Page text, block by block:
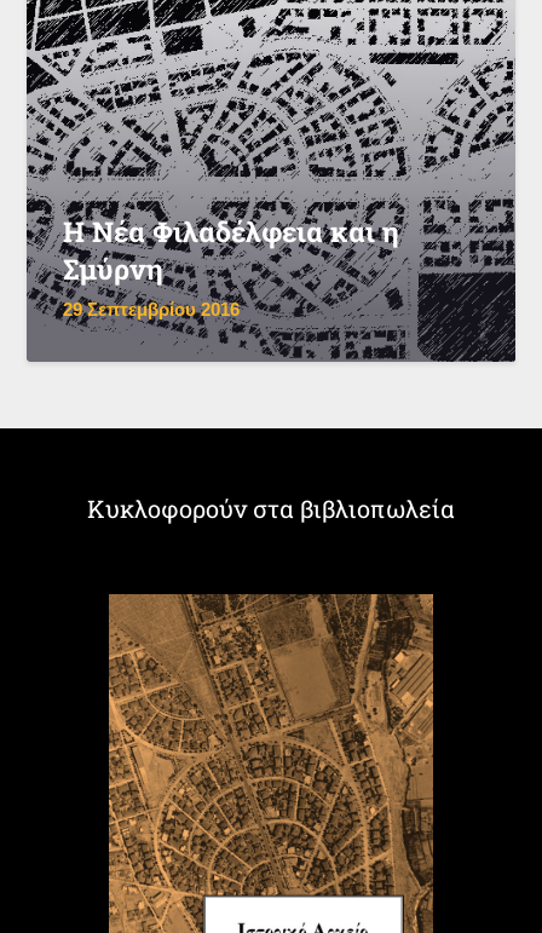
Η Νέα Φιλαδέλφεια και η
Σμύρνη
29 Σεπτεμβρίου 2016
Κυκλοφορούν στα βιβλιοπωλεία